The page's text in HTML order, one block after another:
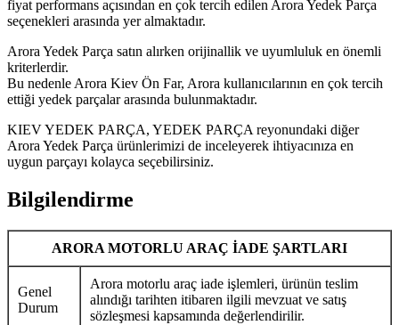
fiyat performans açısından en çok tercih edilen Arora Yedek Parça
seçenekleri arasında yer almaktadır.
Arora Yedek Parça satın alırken orijinallik ve uyumluluk en önemli
kriterlerdir.
Bu nedenle Arora Kiev Ön Far, Arora kullanıcılarının en çok tercih
ettiği yedek parçalar arasında bulunmaktadır.
KIEV YEDEK PARÇA, YEDEK PARÇA reyonundaki diğer
Arora Yedek Parça ürünlerimizi de inceleyerek ihtiyacınıza en
uygun parçayı kolayca seçebilirsiniz.
Bilgilendirme
ARORA MOTORLU ARAÇ İADE ŞARTLARI
Genel
Durum
Arora motorlu araç iade işlemleri, ürünün teslim
alındığı tarihten itibaren ilgili mevzuat ve satış
sözleşmesi kapsamında değerlendirilir.